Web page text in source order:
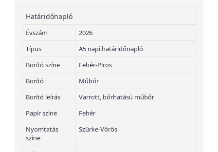
Határidőnapló
Évszám
2026
Típus
A5 napi határidőnapló
Borító színe
Fehér-Piros
Borító
Műbőr
Borító leírás
Varrott, bőrhatású műbőr
Papír színe
Fehér
Nyomtatás
színe
Szürke-Vörös